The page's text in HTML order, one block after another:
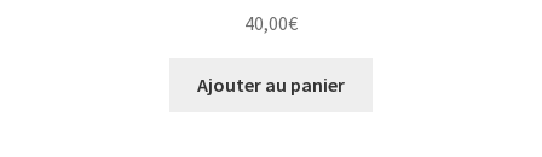
40,00€
Ajouter au panier